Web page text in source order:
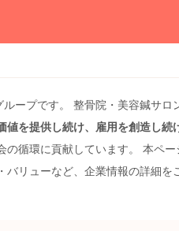
ープです。 整骨院・美容鍼サロ
値を提供し続け、雇用を創造し続
の循環に貢献しています。 本ペ
リューなど、企業情報の詳細を